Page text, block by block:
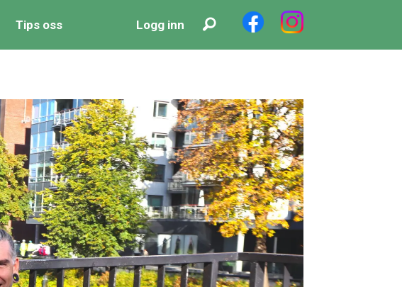
Tips oss Logg inn